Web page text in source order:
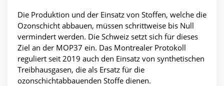
Die Produktion und der Einsatz von Stoffen, welche die
Ozonschicht abbauen, müssen schrittweise bis Null
vermindert werden. Die Schweiz setzt sich für dieses
Ziel an der MOP37 ein. Das Montrealer Protokoll
reguliert seit 2019 auch den Einsatz von synthetischen
Treibhausgasen, die als Ersatz für die
ozonschichtabbauenden Stoffe dienen.